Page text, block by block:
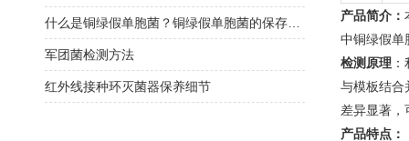
产品简介：
中铜绿假单
检测原理：
与模板结合
差异显著，
产品特点：
军团菌检测方法
红外线接种环灭菌器保养细节